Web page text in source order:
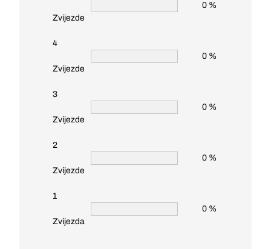
Zvijezde
0 %
4
Zvijezde
0 %
3
Zvijezde
0 %
2
Zvijezde
0 %
1
Zvijezda
0 %